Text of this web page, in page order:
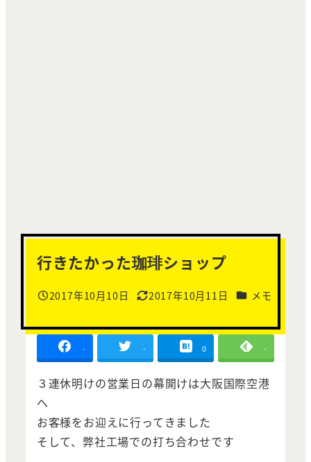
行きたかった珈琲ショップ
投稿日
2017年10月10日
更新日
2017年10月11日 カテゴリー
メモ
- - 0 -
３連休明けの営業日の幕開けは大阪国際空港
へ
お客様をお迎えに行ってきました
そして、弊社工場での打ち合わせです